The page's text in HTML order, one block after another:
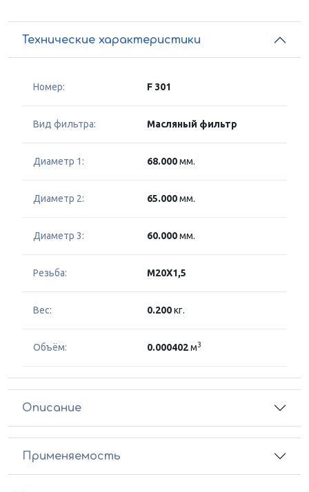
Технические характеристики
Номер: F 301
Вид фильтра: Масляный фильтр
Диаметр 1: 68.000мм.
Диаметр 2: 65.000мм.
Диаметр 3: 60.000мм.
Резьба: M20X1,5
Вес: 0.200кг.
Объём: 0.000402м3
Описание
Применяемость